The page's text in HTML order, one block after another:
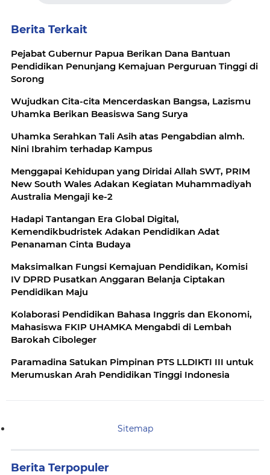
Berita Terkait
Pejabat Gubernur Papua Berikan Dana Bantuan
Pendidikan Penunjang Kemajuan Perguruan Tinggi di
Sorong
Wujudkan Cita-cita Mencerdaskan Bangsa, Lazismu
Uhamka Berikan Beasiswa Sang Surya
Uhamka Serahkan Tali Asih atas Pengabdian almh.
Nini Ibrahim terhadap Kampus
Menggapai Kehidupan yang Diridai Allah SWT, PRIM
New South Wales Adakan Kegiatan Muhammadiyah
Australia Mengaji ke-2
Hadapi Tantangan Era Global Digital,
Kemendikbudristek Adakan Pendidikan Adat
Penanaman Cinta Budaya
Maksimalkan Fungsi Kemajuan Pendidikan, Komisi
IV DPRD Pusatkan Anggaran Belanja Ciptakan
Pendidikan Maju
Kolaborasi Pendidikan Bahasa Inggris dan Ekonomi,
Mahasiswa FKIP UHAMKA Mengabdi di Lembah
Barokah Ciboleger
Paramadina Satukan Pimpinan PTS LLDIKTI III untuk
Merumuskan Arah Pendidikan Tinggi Indonesia
Sitemap
Berita Terpopuler